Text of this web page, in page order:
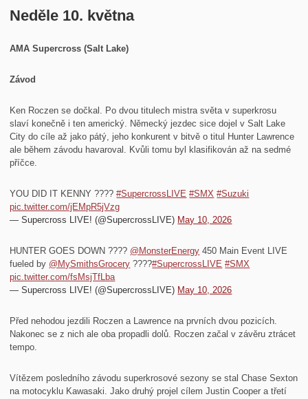
Neděle 10. května
AMA Supercross (Salt Lake)
Závod
Ken Roczen se dočkal. Po dvou titulech mistra světa v superkrosu
slaví konečně i ten americký. Německý jezdec sice dojel v Salt Lake
City do cíle až jako pátý, jeho konkurent v bitvě o titul Hunter Lawrence
ale během závodu havaroval. Kvůli tomu byl klasifikován až na sedmé
příčce.
YOU DID IT KENNY ????#SupercrossLIVE #SMX #Suzuki
pic.twitter.com/jEMpR5jVzg
— Supercross LIVE! (@SupercrossLIVE) May 10, 2026
HUNTER GOES DOWN ???? @MonsterEnergy 450 Main Event LIVE
fueled by @MySmithsGrocery ????#SupercrossLIVE #SMX
pic.twitter.com/fsMsjTfLba
— Supercross LIVE! (@SupercrossLIVE) May 10, 2026
Před nehodou jezdili Roczen a Lawrence na prvních dvou pozicích.
Nakonec se z nich ale oba propadli dolů. Roczen začal v závěru ztrácet
tempo.
Vítězem posledního závodu superkrosové sezony se stal Chase Sexton
na motocyklu Kawasaki. Jako druhý projel cílem Justin Cooper a třetí